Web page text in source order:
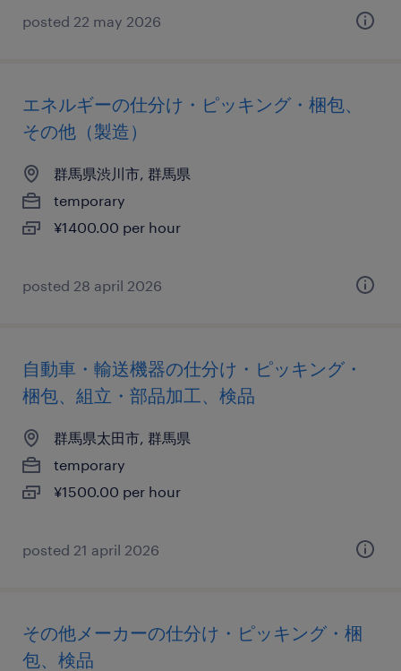
posted 22 may 2026
エネルギーの仕分け・ピッキング・梱包、
その他（製造）
群馬県渋川市, 群馬県
temporary
¥1400.00 per hour
posted 28 april 2026
自動車・輸送機器の仕分け・ピッキング・
梱包、組立・部品加工、検品
群馬県太田市, 群馬県
temporary
¥1500.00 per hour
posted 21 april 2026
その他メーカーの仕分け・ピッキング・梱
包、検品